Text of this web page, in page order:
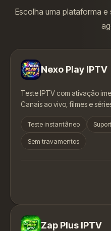
Escolha uma plataforma
Nexo Play IPTV
Teste IPTV com ativação
Canais ao vivo, filmes e
Teste instantâneo
Sem travamentos
Zap Plus IPTV